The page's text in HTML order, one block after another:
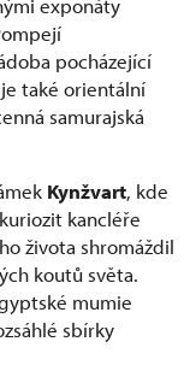
pocházející
také orientální
samurajská
Kynžvart, kde
kancléře
života shromáždil
koutů světa.
mumie
sbírky